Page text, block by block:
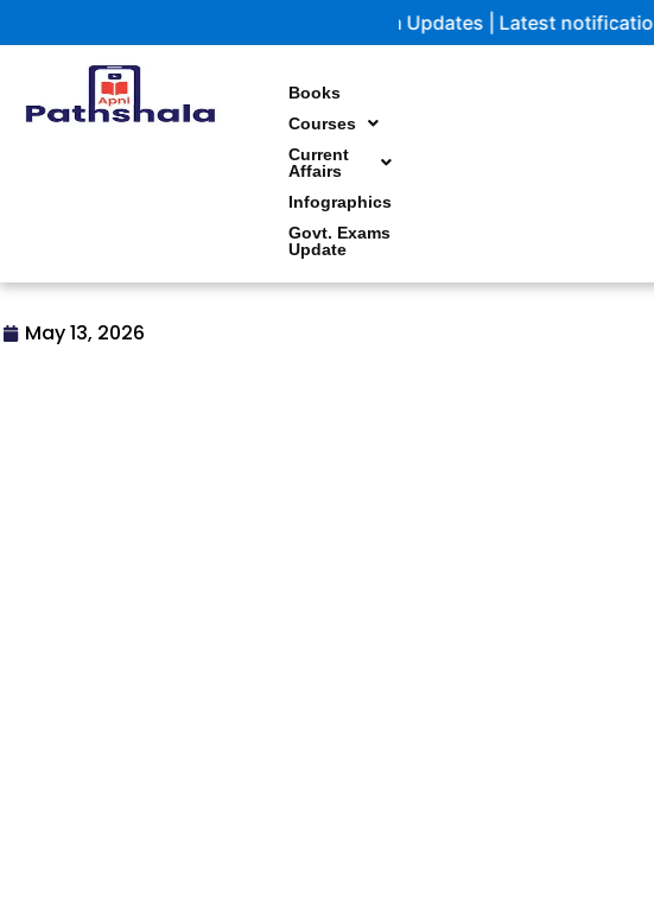
to
Government Exam Updates | Latest notifications and study Materials
Books
Courses
Current
Affairs
Infographics
Govt. Exams
Update
May 13, 2026